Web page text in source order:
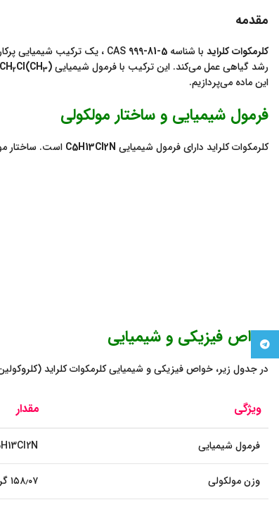
مقدمه
کلرمکوات کلراید با شناسه CAS 999-81-5 ، یک ترکیب شیمیایی
رشد گیاهی عمل می‌کند. این ترکیب با فرمول شیمیایی(CH
3
)
CH2Cl
این ماده می‌پردازیم.
فرمول شیمیایی و ساختار مولکولی
کلرمکوات کلراید دارای فرمول شیمیایی C5H13Cl2N است. ساختار
خواص فیزیکی و شیمیایی
در جدول زیر، خواص فیزیکی و شیمیایی کلرمکوات کلراید
ویژگی مقدار
فرمول شیمیایی
وزن مولکولی ۱۵۸٫۰۷ گرم بر مول
Telegram